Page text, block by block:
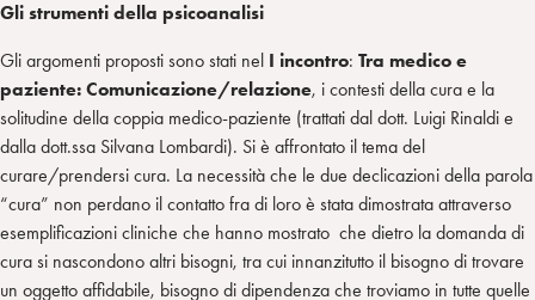
Gli strumenti della psicoanalisi
Gli argomenti proposti sono stati nel I incontro: Tra medico e
paziente: Comunicazione/relazione, i contesti della cura e la
solitudine della coppia medico-paziente (trattati dal dott. Luigi Rinaldi e
dalla dott.ssa Silvana Lombardi). Si è affrontato il tema del
curare/prendersi cura. La necessità che le due declicazioni della parola
“cura” non perdano il contatto fra di loro è stata dimostrata attraverso
esemplificazioni cliniche che hanno mostrato che dietro la domanda di
cura si nascondono altri bisogni, tra cui innanzitutto il bisogno di trovare
un oggetto affidabile, bisogno di dipendenza che troviamo in tutte quelle